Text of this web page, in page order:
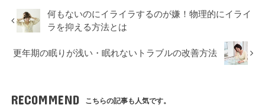
何もないのにイライラするのが嫌！物理的にイライ
ラを抑える方法とは
更年期の眠りが浅い・眠れないトラブルの改善方法
RECOMMEND こちらの記事も人気です。